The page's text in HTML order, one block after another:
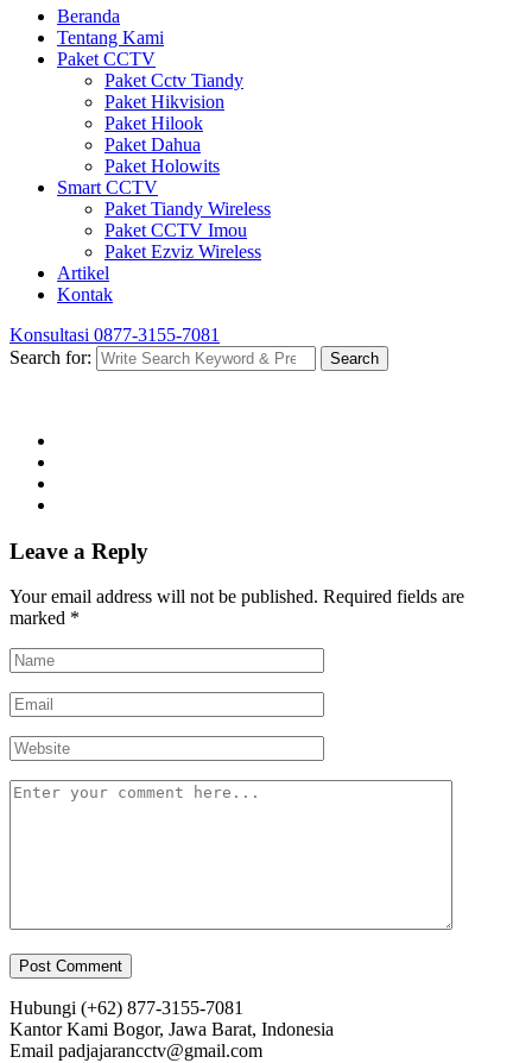
Beranda
Tentang Kami
Paket CCTV
Paket Cctv Tiandy
Paket Hikvision
Paket Hilook
Paket Dahua
Paket Holowits
Smart CCTV
Paket Tiandy Wireless
Paket CCTV Imou
Paket Ezviz Wireless
Artikel
Kontak
Konsultasi 0877-3155-7081
Search for:
Search
Leave a Reply
Your email address will not be published. Required fields are
marked *
Hubungi (+62) 877-3155-7081
Kantor Kami Bogor, Jawa Barat, Indonesia
Email padjajarancctv@gmail.com